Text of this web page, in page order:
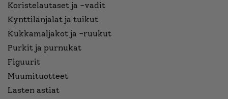
Koristelautaset ja -vadit
Kynttilänjalat ja tuikut
Kukkamaljakot ja -ruukut
Purkit ja purnukat
Figuurit
Muumituotteet
Lasten astiat